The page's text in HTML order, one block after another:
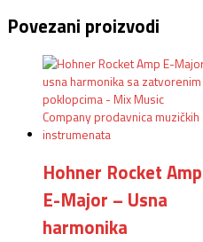
Povezani proizvodi
Hohner Rocket Amp
E-Major – Usna
harmonika